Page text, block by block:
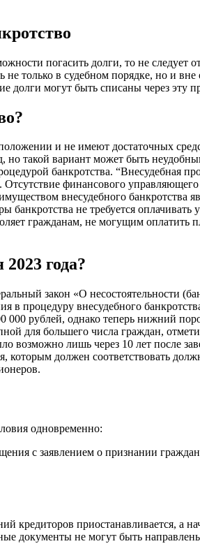
погасить долги, то не следует
не только в судебном порядке, но и
долги могут быть списаны через эту
и не имеют достаточных
но такой вариант может быть
банкротства. “Внесудебная
финансового управляющего
внесудебного банкротства
не требуется
гражданам, не могущим оплатить
года?
закон «О несостоятельности
процедуру внесудебного
рублей, однако теперь нижний
для большего числа граждан,
возможно лишь через 10 лет после
которым должен соответствовать
одновременно:
с заявлением о признании
кредиторов приостанавливается,
документы не могут быть